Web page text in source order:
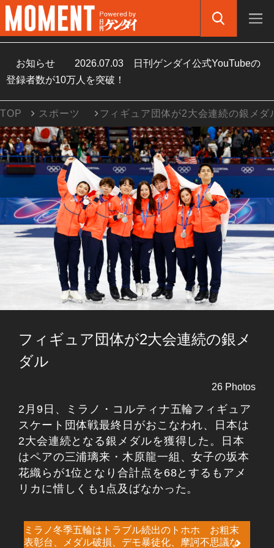
お知らせ 2026.07.03
日刊ゲンダイ公式YouTubeの
登録者数が10万人を突破！
TOP スポーツ フィギュア団体が2大会連続の銀メダ
フィギュア団体が2大会連続の銀メ
ダル
26 Photos
2月9日、ミラノ・コルティナ五輪フィギュア
スケート団体戦最終日がおこなわれ、日本は
2大会連続となる銀メダルを獲得した。日本
はペアの三浦璃来・木原龍一組、女子の坂本
花織らが1位となり合計点を68とするもアメ
リカに惜しくも1点及ばなかった。
ミラノ冬季五輪はトラブル続出のトホホ お粗末
表彰台、メダル破損、デモ暴徒化、摩訶不思議な